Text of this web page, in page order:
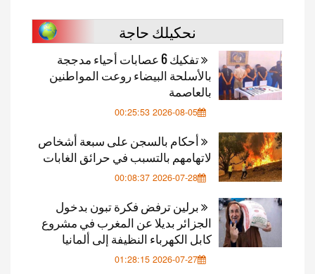
نحكيلك حاجة
تفكيك 6 عصابات أحياء مدججة
بالأسلحة البيضاء روعت المواطنين
بالعاصمة
2026-08-05 00:25:53
أحكام بالسجن على سبعة أشخاص
لاتهامهم بالتسبب في حرائق الغابات
2026-07-28 00:08:37
برلين ترفض فكرة تبون بدخول
الجزائر بديلا عن المغرب في مشروع
كابل الكهرباء النظيفة إلى ألمانيا
2026-07-27 01:28:15